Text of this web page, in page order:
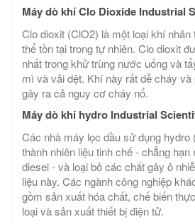
Máy dò khí Clo Dioxide Industrial
Clo dioxit (ClO2) là một loại khí
thể tồn tại trong tự nhiên. Clo dioxit
nhất trong khử trùng nước uống và
mì và vải dệt. Khí này rất dễ cháy
gây ra cả nguy cơ cháy nổ.
Máy dò khí hydro Industrial
Các nhà máy lọc dầu sử dụng hydro
thành nhiên liệu tinh chế - chẳng
diesel - và loại bỏ các chất gây ô
liệu này. Các ngành công nghiệp
gồm sản xuất hóa chất, chế biến
loại và sản xuất thiết bị điện tử.